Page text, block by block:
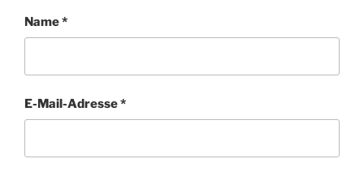
Name*
E-Mail-Adresse*